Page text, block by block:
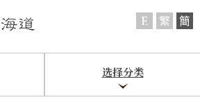
选择分类